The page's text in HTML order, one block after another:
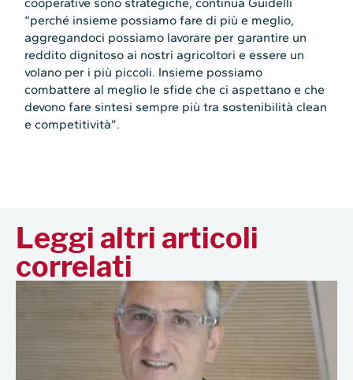
“perché insieme possiamo fare di più e meglio,
aggregandoci possiamo lavorare per garantire un
reddito dignitoso ai nostri agricoltori e essere un
volano per i più piccoli. Insieme possiamo
combattere al meglio le sfide che ci aspettano e che
devono fare sintesi sempre più tra sostenibilità clean
e competitività”.
Leggi altri articoli
correlati